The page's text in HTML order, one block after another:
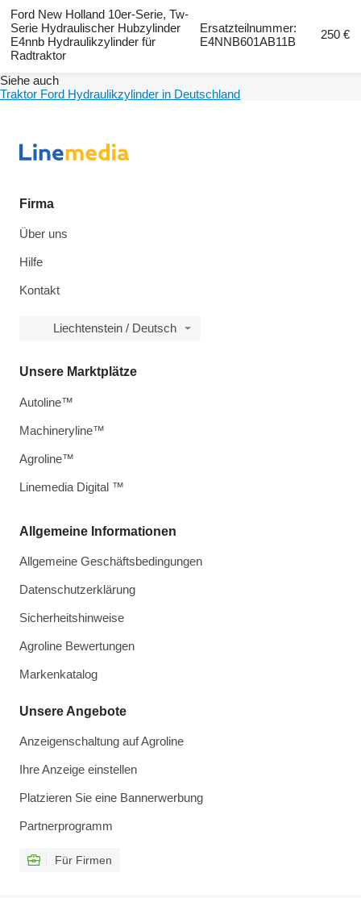
Ford New Holland 10er-Serie, Tw-
Serie Hydraulischer Hubzylinder
E4nnb Hydraulikzylinder für
Radtraktor
Ersatzteilnummer:
E4NNB601AB11B
250 €
Siehe auch
Traktor Ford Hydraulikzylinder in Deutschland
Firma
Über uns
Hilfe
Kontakt
Liechtenstein / Deutsch
Allgemeine Informationen
Allgemeine Geschäftsbedingungen
Datenschutzerklärung
Sicherheitshinweise
Agroline Bewertungen
Markenkatalog
Unsere Angebote
Anzeigenschaltung auf Agroline
Ihre Anzeige einstellen
Platzieren Sie eine Bannerwerbung
Partnerprogramm
Für Firmen
Unsere Marktplätze
Autoline™
Machineryline™
Agroline™
Linemedia Digital ™